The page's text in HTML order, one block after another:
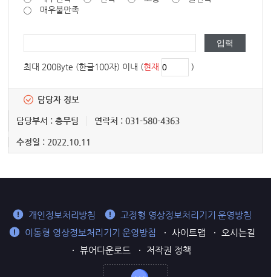
매우불만족
최대 200Byte (한글100자) 이내 (현재 )
담당자 정보
담당부서 : 총무팀 연락처 : 031-580-4363
수정일 : 2022.10.11
개인정보처리방침
고정형 영상정보처리기기 운영방침
이동형 영상정보처리기기 운영방침
사이트맵
오시는길
뷰어다운로드
저작권 정책